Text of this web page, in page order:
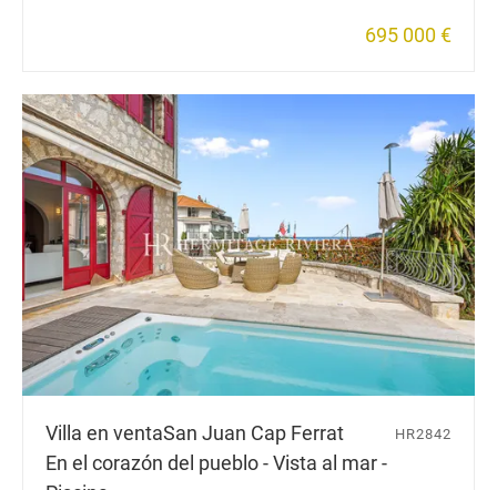
695 000 €
Villa en ventaSan Juan Cap Ferrat
En el corazón del pueblo - Vista al mar -
HR2842